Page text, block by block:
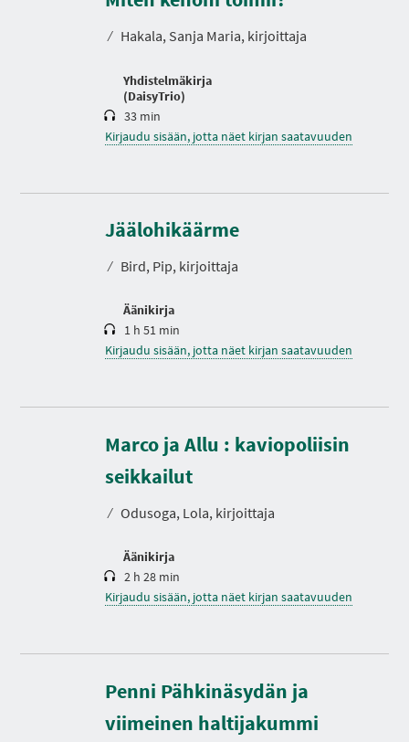
⁄ Hakala, Sanja Maria, kirjoittaja
Yhdistelmäkirja
(DaisyTrio)
s
o
33 min
Kirjaudu sisään, jotta näet kirjan saatavuuden
Jäälohikäärme
⁄ Bird, Pip, kirjoittaja
Äänikirja
K
s
t
1 h 51 min
Kirjaudu sisään, jotta näet kirjan saatavuuden
Marco ja Allu : kaviopoliisin
seikkailut
⁄ Odusoga, Lola, kirjoittaja
Äänikirja
K
e
s
t
2 h 28 min
Kirjaudu sisään, jotta näet kirjan saatavuuden
Penni Pähkinäsydän ja
viimeinen haltijakummi
K
e
s
t